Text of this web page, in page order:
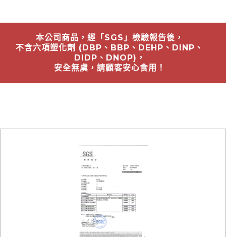
本公司商品，經「SGS」檢驗報告後，
不含六項塑化劑 (DBP、BBP、DEHP、DINP、
DIDP、DNOP)，
安全無虞，請顧客安心食用！